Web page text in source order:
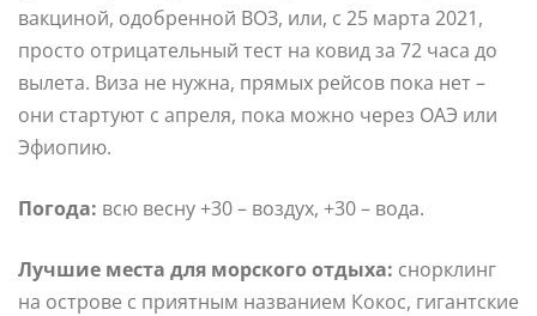
вакциной, одобренной ВОЗ, или, с 25 марта 2021,
просто отрицательный тест на ковид за 72 часа до
вылета. Виза не нужна, прямых рейсов пока нет –
они стартуют с апреля, пока можно через ОАЭ или
Эфиопию.
Погода: всю весну +30 – воздух, +30 – вода.
Лучшие места для морского отдыха: снорклинг
на острове с приятным названием Кокос, гигантские